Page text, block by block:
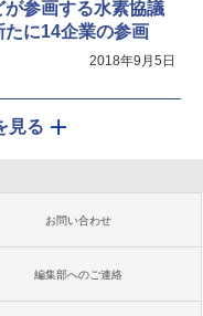
が参画する水素協議
に14企業の参画
2018年9月5日
見る
お問い合わせ
編集部へのご連絡